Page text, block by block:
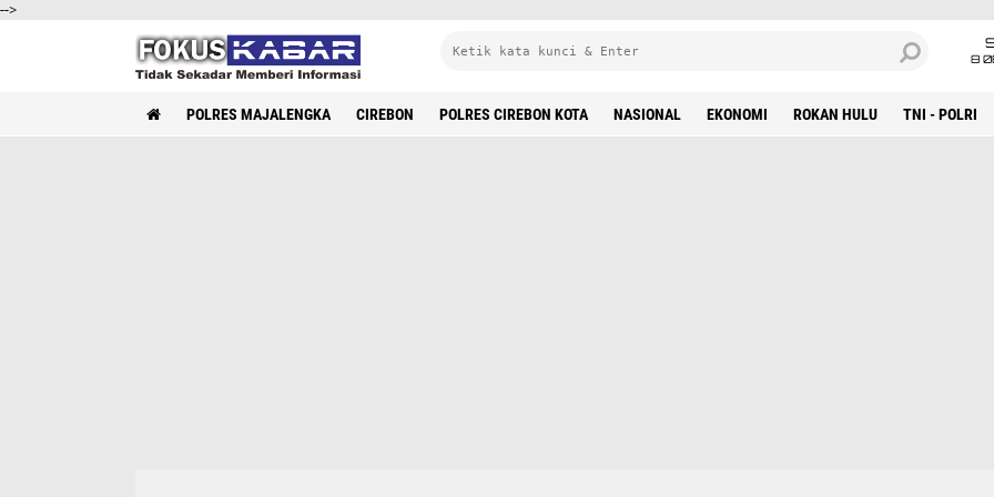
-->
8
POLRES MAJALENGKA CIREBON POLRES CIREBON KOTA NASIONAL EKONOMI ROKAN HULU TNI - POLRI